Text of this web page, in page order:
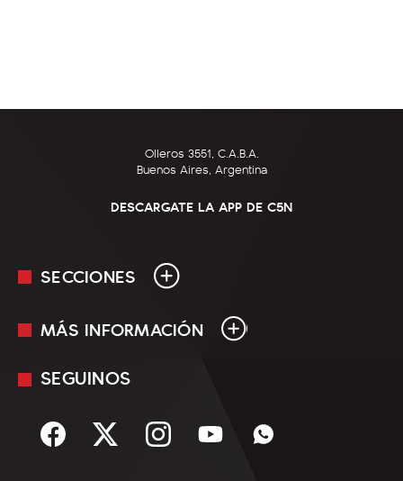
Olleros 3551, C.A.B.A.
Buenos Aires, Argentina
DESCARGATE LA APP DE C5N
SECCIONES
En Vivo
Sociedad
MÁS INFORMACIÓN
Mediakit
Términos y condiciones
SEGUINOS